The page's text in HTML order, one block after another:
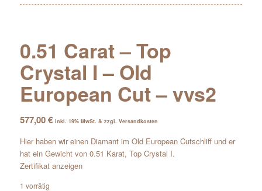
0.51 Carat – Top
Crystal I – Old
European Cut – vvs2
577,00€ inkl. 19% MwSt. & zzgl. Versandkosten
Hier haben wir einen Diamant im Old European Cutschliff und er
hat ein Gewicht von 0.51 Karat, Top Crystal I.
Zertifikat anzeigen
1 vorrätig